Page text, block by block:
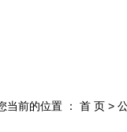
当前的位置 ： 首 页 >